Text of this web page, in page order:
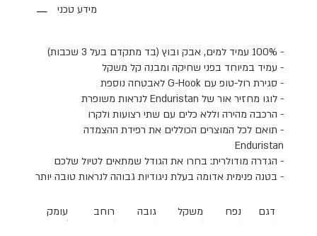
מידע טכני
- 100%
עמיד למים, אבק ובוץ (בד מתקדם בעל 3 שכבות)
- עמיד במיוחד בפני שחיקה ומבנה קל משקל
- סגירת רול-טופ עם
לאבטחה נוספת
- לוגו מחזיר אור של
לנראות משופרת
- הרכבה מהירה וללא כלים עם שתי רצועות ולקרו
- תואם לכל המוצרים הכוללים את רפידת ההצמדה
Enduristan
- הגדרה מודולרית: בחרו את הגודל שמתאים לטיול שלכם
- בטנה פנימית אדומה בעלת ניגודיות גבוהה לנראות טובה יותר
דגם נפח משקל גובה רוחב עומק